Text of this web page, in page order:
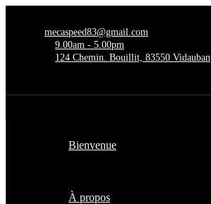
mecaspeed83@gmail.com
9.00am - 5.00pm
124 Chemin. Bouillit, 83550 Vidauban
Bienvenue
À propos